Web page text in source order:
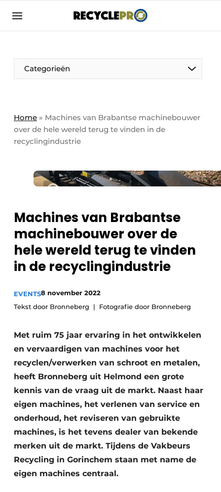
Aanmelden
Bedrijven
Bedrijven
Direct contact
Evenement aanmelden
Meest gelezen
Podcasts
RecyclePro | Vakblad over de gehele
recyclingstroom in België
Vacature aanmelden
Vacatures
Categorieën
Column VOORUIT
De Pen
Recyclagebedrijf in de kijker
Safety First
Recyclinginstallaties
Stofbeheersing
Uitrustingsstukken
Shredders
Transportbanden
Zeven & Brekers
Home » Machines van Brabantse machinebouwer
over de hele wereld terug te vinden in de
recyclingindustrie
Machines van Brabantse
machinebouwer over de
hele wereld terug te vinden
in de recyclingindustrie
EVENTS8 november 2022
Tekst door Bronneberg
Fotografie door Bronneberg
Met ruim 75 jaar ervaring in het ontwikkelen
en vervaardigen van machines voor het
recyclen/verwerken van schroot en metalen,
heeft Bronneberg uit Helmond een grote
kennis van de vraag uit de markt. Naast haar
eigen machines, het verlenen van service en
onderhoud, het reviseren van gebruikte
machines, is het tevens dealer van bekende
merken uit de markt. Tijdens de Vakbeurs
Recycling in Gorinchem staan met name de
eigen machines centraal.